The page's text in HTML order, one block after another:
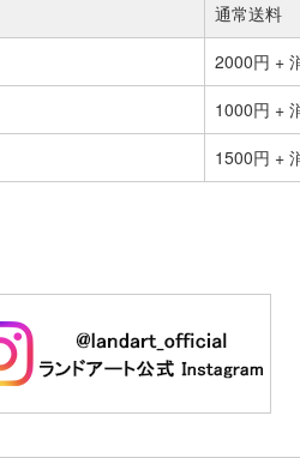
通常送料
2000円 +
1000円 +
1500円 +